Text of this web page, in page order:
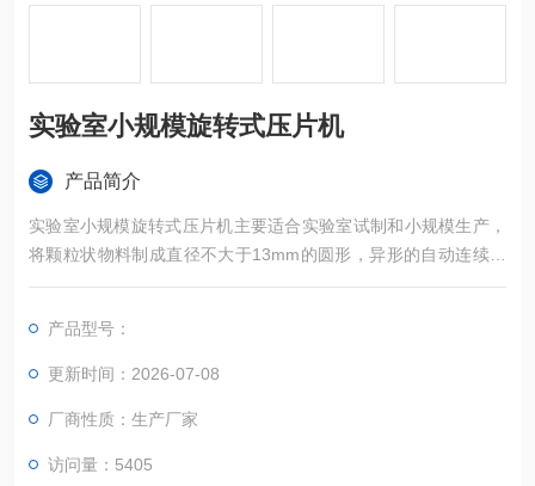
实验室小规模旋转式压片机
产品简介
实验室小规模旋转式压片机主要适合实验室试制和小规模生产，
将颗粒状物料制成直径不大于13mm的圆形，异形的自动连续生
产设备。
产品型号：
更新时间：2026-07-08
厂商性质：生产厂家
访问量：5405